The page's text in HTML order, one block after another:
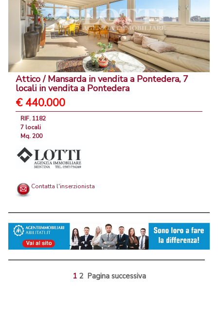
Attico / Mansarda in vendita a Pontedera, 7
locali in vendita a Pontedera
€ 440.000
RIF. 1182
7 locali
Mq. 200
Contatta l'inserzionista
1 2 Pagina successiva